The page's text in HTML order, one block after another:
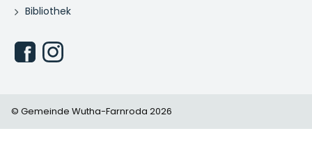
Bibliothek
© Gemeinde Wutha-Farnroda 2026